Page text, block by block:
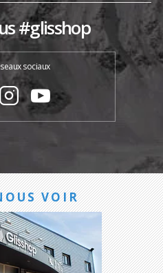
#glisshop
sociaux
VOIR